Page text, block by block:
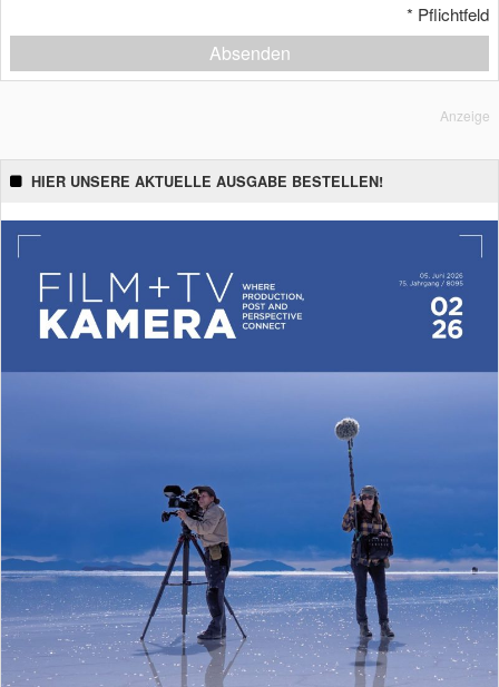
* Pflichtfeld
Absenden
Anzeige
HIER UNSERE AKTUELLE AUSGABE BESTELLEN!